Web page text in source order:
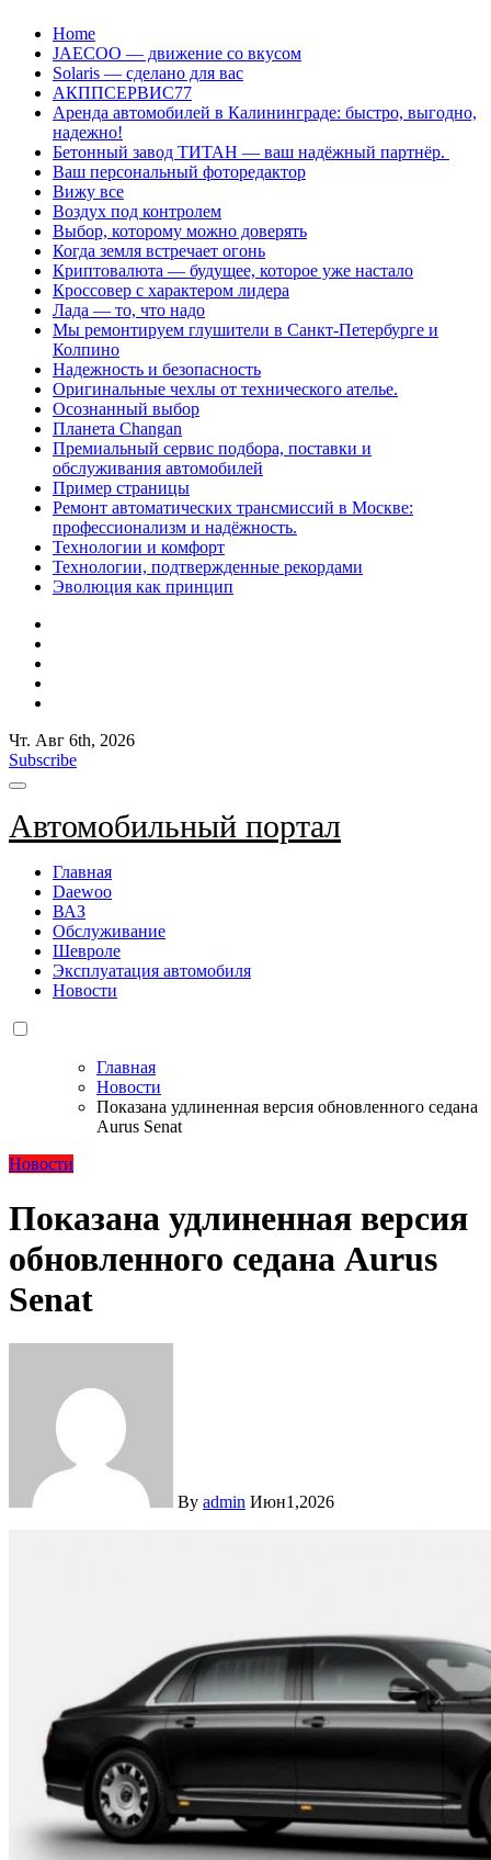
Перейти
содержанию
Home
JAECOO — движение со вкусом
Solaris — сделано для вас
АКППСЕРВИС77
Аренда автомобилей в Калининграде: быстро, выгодно,
надежно!
Бетонный завод ТИТАН — ваш надёжный партнёр.
Ваш персональный фоторедактор
Вижу все
Воздух под контролем
Выбор, которому можно доверять
Когда земля встречает огонь
Криптовалюта — будущее, которое уже настало
Кроссовер с характером лидера
Лада — то, что надо
Мы ремонтируем глушители в Санкт-Петербурге и
Колпино
Надежность и безопасность
Оригинальные чехлы от технического ателье.
Осознанный выбор
Планета Changan
Премиальный сервис подбора, поставки и
обслуживания автомобилей
Пример страницы
Ремонт автоматических трансмиссий в Москве:
профессионализм и надёжность.
Технологии и комфорт
Технологии, подтвержденные рекордами
Эволюция как принцип
Чт. Авг 6th, 2026
Subscribe
Автомобильный портал
Главная
Daewoo
ВАЗ
Обслуживание
Шевроле
Эксплуатация автомобиля
Новости
Главная
Новости
Показана удлиненная версия обновленного седана
Aurus Senat
Новости
Показана удлиненная версия
обновленного седана Aurus
Senat
By admin Июн1,2026